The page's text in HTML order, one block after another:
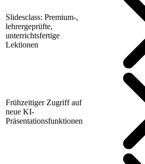
Slidesclass: Premium-,
lehrergeprüfte,
unterrichtsfertige
Lektionen
Frühzeitiger Zugriff auf
neue KI-
Präsentationsfunktionen